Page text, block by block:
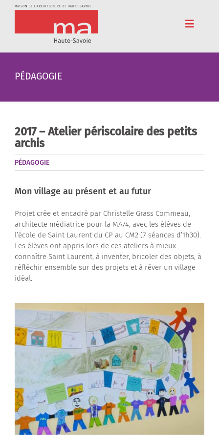
Passer
Toggle
Accueil
Cinéma
Résidences
Voyages
L’association
Contactez-nous
PÉDAGOGIE
2017 – Atelier périscolaire des petits
archis
PÉDAGOGIE
Mon village au présent et au futur
Projet crée et encadré par Christelle Grass Commeau,
architecte médiatrice pour la MA74, avec les élèves de
l’école de Saint Laurent du CP au CM2 (7 séances d’1h30).
Les élèves ont appris lors de ces ateliers à mieux
connaître Saint Laurent, à inventer, bricoler des objets, à
réfléchir ensemble sur des projets et à rêver un village
idéal.